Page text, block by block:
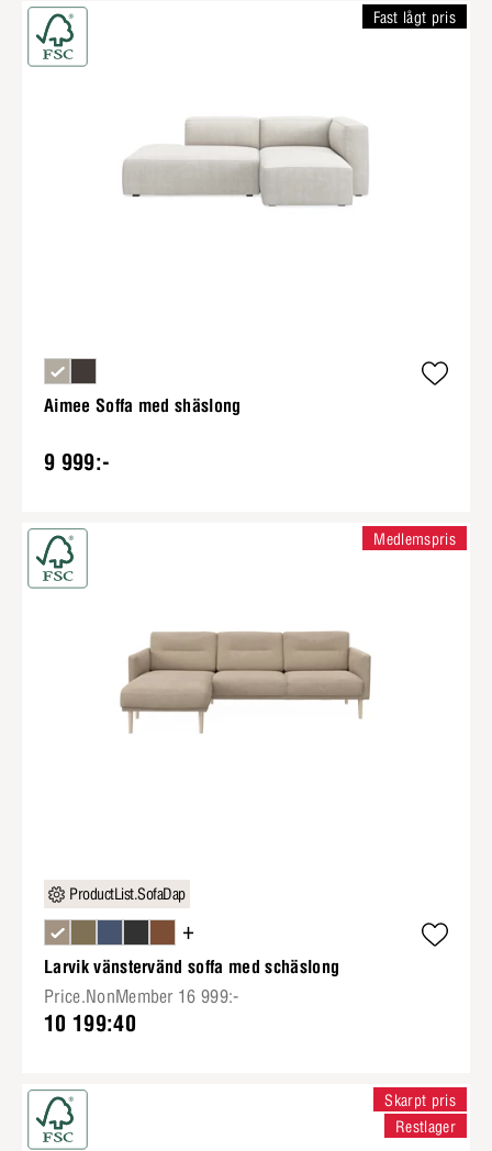
Aimee Soffa med shäslong
9 999:-
Fast lågt pris
ProductList.SofaDap
+
Larvik vänstervänd soffa med schäslong
Price.NonMember 16 999:-
10 199:40
Medlemspris
Skarpt pris
Restlager